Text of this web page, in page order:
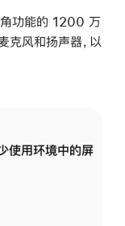
功能的 1200 万
风和扬声器，以
使用环境中的屏